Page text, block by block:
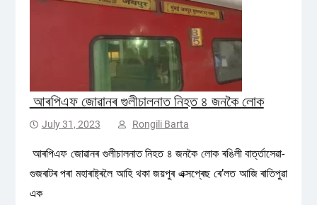
আৰপিএফ জোৱানৰ গুলীচালনাত নিহত ৪ জনকৈ লোক
July 31, 2023 Rongili Barta
আৰপিএফ জোৱানৰ গুলীচালনাত নিহত ৪ জনকৈ লোক ৰঙিলী বাৰ্ত্তাসেৱা-
গুজৰাটৰ পৰা মহাৰাষ্ট্ৰলৈ আহি থকা জয়পুৰ এক্সপ্ৰেছ ৰে’লত আজি ৰাতিপুৱা
এক